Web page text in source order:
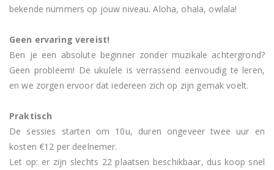
bekende nummers op jouw niveau. Aloha, ohala, owlala!
Geen ervaring vereist!
Ben je een absolute beginner zonder muzikale achtergrond?
Geen probleem! De ukulele is verrassend eenvoudig te leren,
en we zorgen ervoor dat iedereen zich op zijn gemak voelt.
Praktisch
De sessies starten om 10u, duren ongeveer twee uur en
kosten €12 per deelnemer.
Let op: er zijn slechts 22 plaatsen beschikbaar, dus koop snel